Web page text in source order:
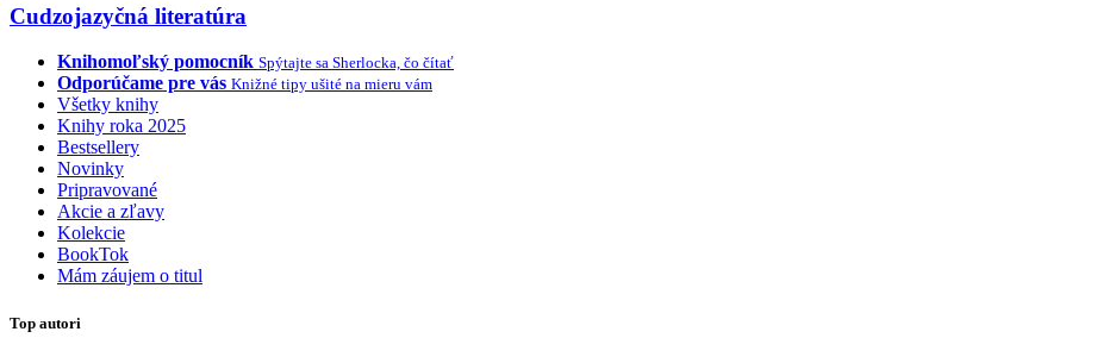
Cudzojazyčná literatúra
Knihomoľský pomocník Spýtajte sa Sherlocka, čo čítať
Odporúčame pre vás Knižné tipy ušité na mieru vám
Všetky knihy
Knihy roka 2025
Bestsellery
Novinky
Pripravované
Akcie a zľavy
Kolekcie
BookTok
Mám záujem o titul
Top autori